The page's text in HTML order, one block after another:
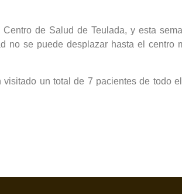
de Salud de Teulada, y esta
no se puede desplazar hasta el centro
un total de 7 pacientes de todo